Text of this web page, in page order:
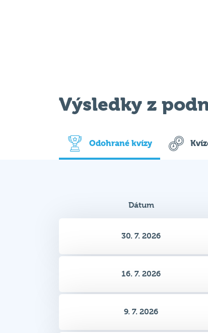
Výsledky z
Odohrané kvízy
Dátum
30. 7. 2026
16. 7. 2026
9. 7. 2026